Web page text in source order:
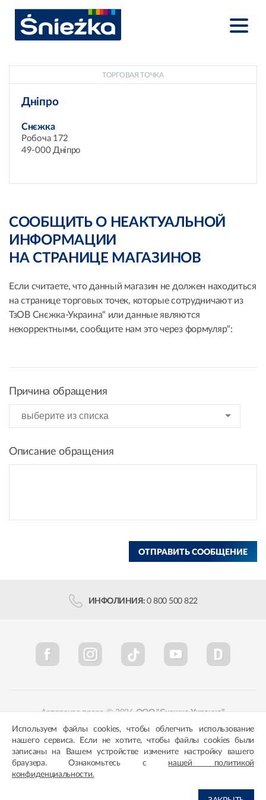
ТОРГОВАЯ ТОЧКА
Дніпро
Снєжка
Робоча 172
49-000 Дніпро
СООБЩИТЬ О НЕАКТУАЛЬНОЙ
ИНФОРМАЦИИ
НА СТРАНИЦЕ МАГАЗИНОВ
Если считаете, что данный магазин не должен находиться
на странице торговых точек, которые сотрудничают из
ТзОВ Снєжка-Украина" или данные являются
некорректными, сообщите нам это через формуляр":
Причина обращения
Описание обращения
ОТПРАВИТЬ СООБЩЕНИЕ
ИНФОЛИНИЯ: 0 800 500 822
Авторское право © 2026ООО "Снежка-Украина"
Политика конфиденциальности Соответствие цветов
Используем файлы cookies, чтобы облегчить использование
нашего сервиса. Если не хотите, чтобы файлы cookies были
записаны на Вашем устройстве измените настройку вашего
браузера. Ознакомьтесь с нашей политикой
конфиденциальности.